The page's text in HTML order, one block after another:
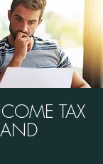
TAX
AND